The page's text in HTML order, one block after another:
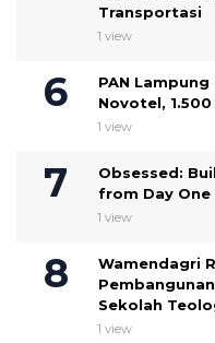
Transportasi
1 view
PAN
Novotel,
1 view
Obsessed:
from Day One
1 view
Wamendagri
Sekolah
1 view